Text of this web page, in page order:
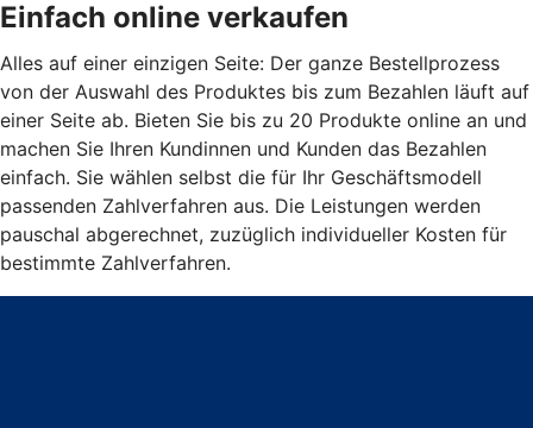
Einfach online verkaufen
Alles auf einer einzigen Seite: Der ganze Bestellprozess
von der Auswahl des Produktes bis zum Bezahlen läuft auf
einer Seite ab. Bieten Sie bis zu 20 Produkte online an und
machen Sie Ihren Kundinnen und Kunden das Bezahlen
einfach. Sie wählen selbst die für Ihr Geschäftsmodell
passenden Zahlverfahren aus. Die Leistungen werden
pauschal abgerechnet, zuzüglich individueller Kosten für
bestimmte Zahlverfahren.